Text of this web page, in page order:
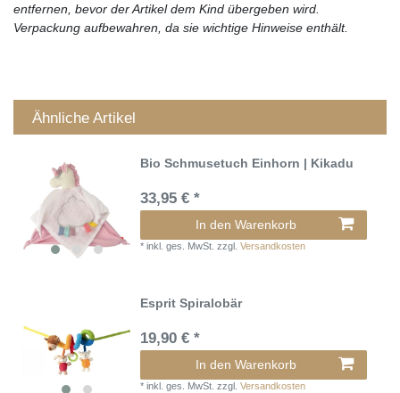
entfernen, bevor der Artikel dem Kind übergeben wird.
Verpackung aufbewahren, da sie wichtige Hinweise enthält.
Ähnliche Artikel
Bio Schmusetuch Einhorn | Kikadu
33,95 € *
In den Warenkorb
*inkl. ges. MwSt. zzgl.Versandkosten
Esprit Spiralobär
19,90 € *
In den Warenkorb
*inkl. ges. MwSt. zzgl.Versandkosten